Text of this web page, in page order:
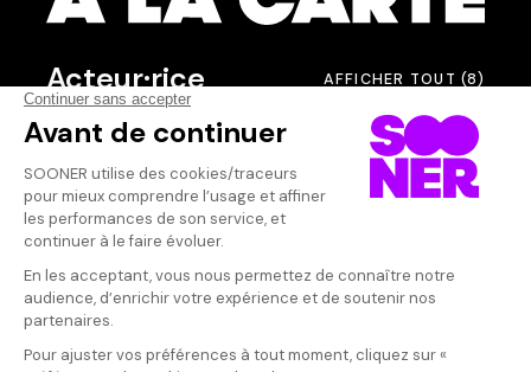
Acteur·rice AFFICHER TOUT (8)